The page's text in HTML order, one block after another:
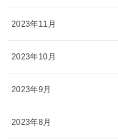
2023年11月
2023年10月
2023年9月
2023年8月